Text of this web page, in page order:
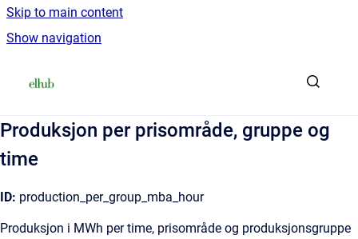
Skip to main content
Show navigation
Produksjon per prisområde, gruppe og
time
ID: production_per_group_mba_hour
Produksjon i MWh per time, prisområde og produksjonsgruppe